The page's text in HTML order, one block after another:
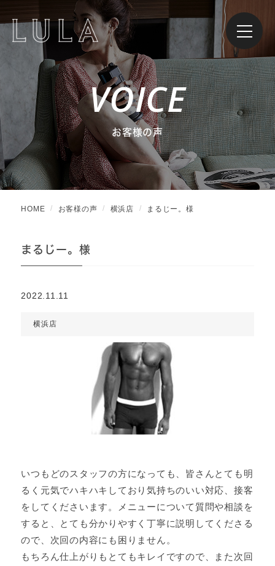
VOICE
お客様の声
HOME お客様の声 横浜店 まるじー。様
まるじー。様
2022.11.11
横浜店
いつもどのスタッフの方になっても、皆さんとても明
るく元気でハキハキしており気持ちのいい対応、接客
をしてくださいます。メニューについて質問や相談を
すると、とても分かりやすく丁寧に説明してくださる
ので、次回の内容にも困りません。
もちろん仕上がりもとてもキレイですので、また次回